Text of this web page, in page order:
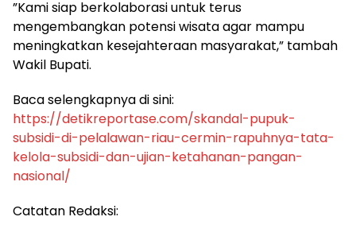
​”Kami siap berkolaborasi untuk terus
mengembangkan potensi wisata agar mampu
meningkatkan kesejahteraan masyarakat,” tambah
Wakil Bupati.
​Baca selengkapnya di sini:
https://detikreportase.com/skandal-pupuk-
subsidi-di-pelalawan-riau-cermin-rapuhnya-tata-
kelola-subsidi-dan-ujian-ketahanan-pangan-
nasional/
​Catatan Redaksi: